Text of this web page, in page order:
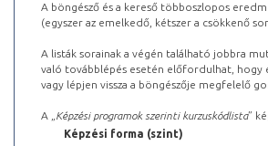
A böngésző és a kereső többoszlopos
(egyszer az emelkedő, kétszer a csökkenő
A listák sorainak a végén található jobbra
való továbblépés esetén előfordulhat, hogy
vagy lépjen vissza a böngészője megfelelő
A „ Képzési programok szerinti kurzuskódlista”
Képzési forma (szint)